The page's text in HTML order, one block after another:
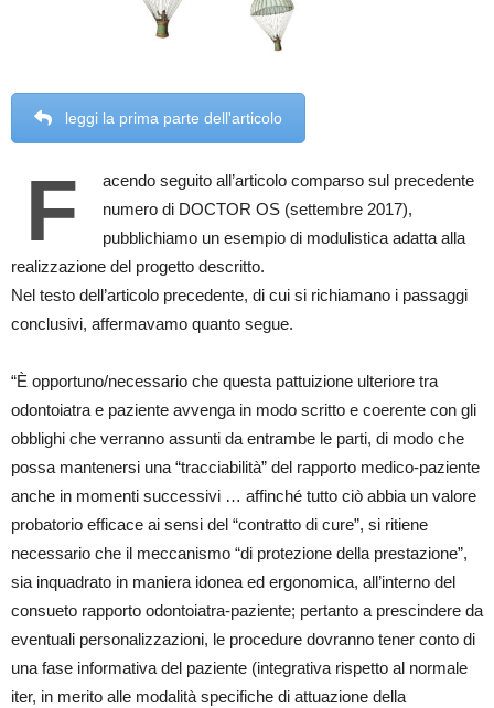
leggi la prima parte dell'articolo
F
acendo seguito all’articolo comparso sul precedente
numero di DOCTOR OS (settembre 2017),
pubblichiamo un esempio di modulistica adatta alla
realizzazione del progetto descritto.
Nel testo dell’articolo precedente, di cui si richiamano i passaggi
conclusivi, affermavamo quanto segue.
“È opportuno/necessario che questa pattuizione ulteriore tra
odontoiatra e paziente avvenga in modo scritto e coerente con gli
obblighi che verranno assunti da entrambe le parti, di modo che
possa mantenersi una “tracciabilità” del rapporto medico-paziente
anche in momenti successivi … affinché tutto ciò abbia un valore
probatorio efficace ai sensi del “contratto di cure”, si ritiene
necessario che il meccanismo “di protezione della prestazione”,
sia inquadrato in maniera idonea ed ergonomica, all’interno del
consueto rapporto odontoiatra-paziente; pertanto a prescindere da
eventuali personalizzazioni, le procedure dovranno tener conto di
una fase informativa del paziente (integrativa rispetto al normale
iter, in merito alle modalità specifiche di attuazione della